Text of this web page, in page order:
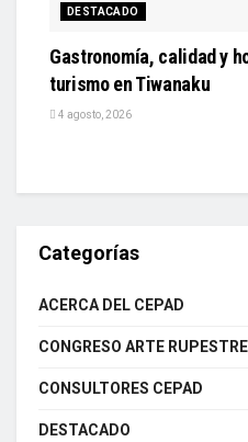
DESTACADO
Gastronomía, calidad y
turismo en Tiwanaku
4 agosto, 2026
Categorías
ACERCA DEL CEPAD
CONGRESO ARTE
CONSULTORES CEPAD
DESTACADO